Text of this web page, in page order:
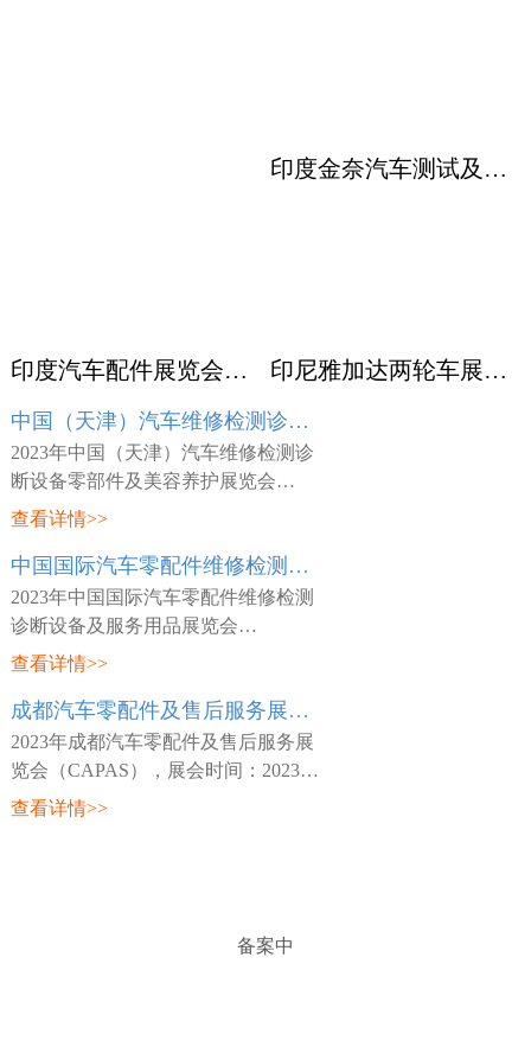
印度汽车配件展览会ACMA
印度金奈汽车测试及质量监控展览会 Automotive Testing Expo
印尼雅加达两轮车展览会 INABIKE
中国（天津）汽车维修检测诊断设备零部件及美容养护展览会 AMR
2023年中国（天津）汽车维修检测诊
断设备零部件及美容养护展览会
（AMR），展会时间：2023年03月23
咸水沽镇国展大道888号-国家会展中
心(天津)，主
查看详情>>
中国国际汽车零配件维修检测诊断设备及服务用品展览会 Automechanika Shanghai
2023年中国国际汽车零配件维修检测
诊断设备及服务用品展览会
（Automechanika Shanghai），展会时
地点：中国-深圳-宝安区福海街道展城
路1号-深圳国际会
查看详情>>
成都汽车零配件及售后服务展览会 CAPAS
2023年成都汽车零配件及售后服务展
览会（CAPAS），展会时间：2023年
05月18日~05月20日，展会地点：中
查看详情>>
备案中